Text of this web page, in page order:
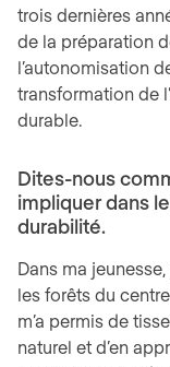
trois dernières
de la préparation
l’autonomisation
transformation de
durable.
Dites-nous
impliquer dans
durabilité.
Dans ma
les forêts du
m’a permis de
naturel et d’en